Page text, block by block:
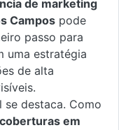
de marketing
Campos pode
passo para
uma estratégia
de alta
se destaca. Como
em